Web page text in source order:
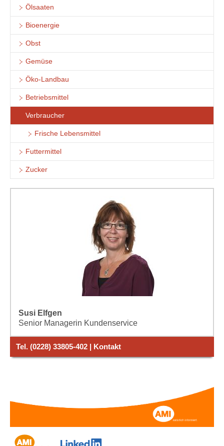
Ölsaaten
Bioenergie
Obst
Gemüse
Öko-Landbau
Betriebsmittel
Verbraucher
Frische Lebensmittel
Futtermittel
Zucker
Susi Elfgen
Senior Managerin Kundenservice
Tel. (0228) 33805-402 | Kontakt